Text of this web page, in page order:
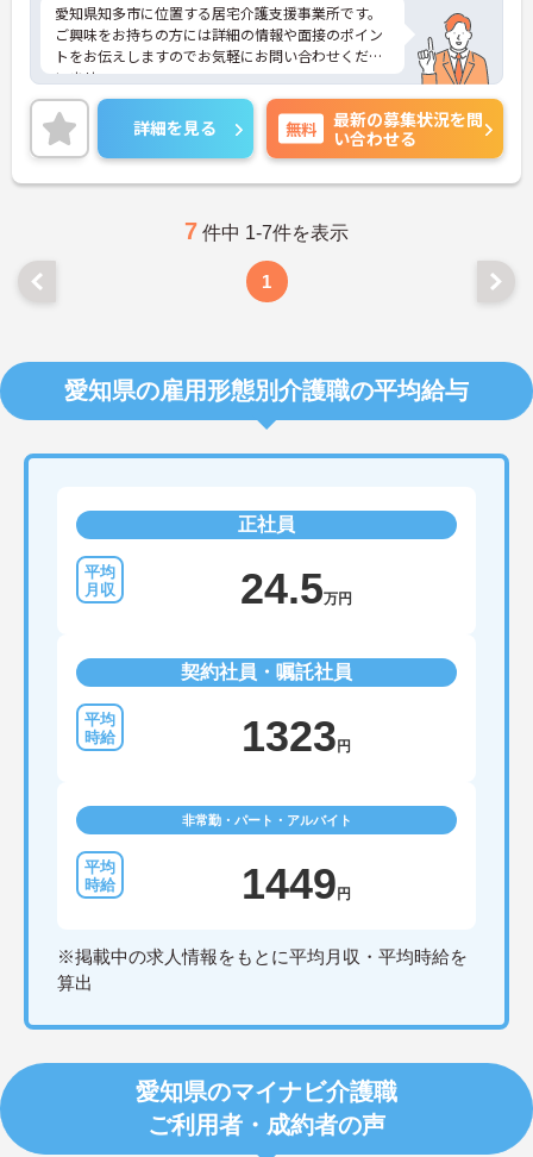
愛知県知多市に位置する居宅介護支援事業所です。
ご興味をお持ちの方には詳細の情報や面接のポイン
トをお伝えしますのでお気軽にお問い合わせくださ
いませ。
詳細を見る 無料
最新の募集状況を問
い合わせる
7 件中 1-7件を表示
1
愛知県の雇用形態別介護職の平均給与
正社員
24.5万円
契約社員・嘱託社員
1323円
非常勤・パート・アルバイト
1449円
※掲載中の求人情報をもとに平均月収・平均時給を
算出
愛知県のマイナビ介護職
ご利用者・成約者の声